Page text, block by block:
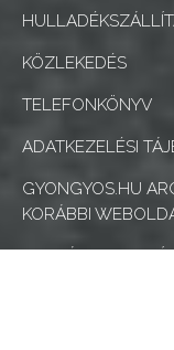
KÖZLEKEDÉS
TELEFONKÖNYV
ADATKEZELÉSI
GYONGYOS.HU
KORÁBBI